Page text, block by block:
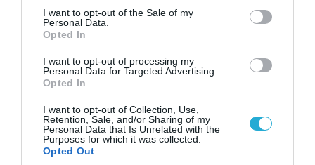
consent section.
I want to opt-out of the Sale of my
Personal Data.
Opted In
I want to opt-out of processing my
Personal Data for Targeted Advertising.
Opted In
I want to opt-out of Collection, Use,
Retention, Sale, and/or Sharing of my
Personal Data that Is Unrelated with the
Purposes for which it was collected.
Opted Out